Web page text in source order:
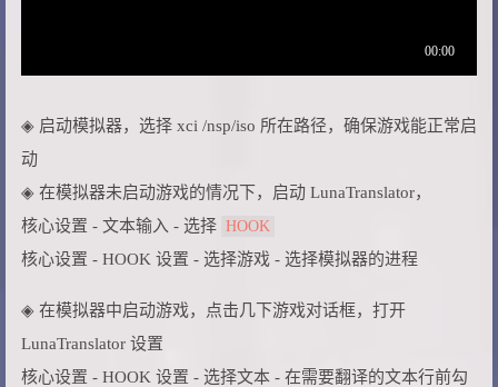
◈ 启动模拟器，选择 xci /nsp/iso 所在路径，确保游戏能正常启
动
◈ 在模拟器未启动游戏的情况下，启动 LunaTranslator，
核心设置 - 文本输入 - 选择 HOOK
核心设置 - HOOK 设置 - 选择游戏 - 选择模拟器的进程
◈ 在模拟器中启动游戏，点击几下游戏对话框，打开
LunaTranslator 设置
核心设置 - HOOK 设置 - 选择文本 - 在需要翻译的文本行前勾